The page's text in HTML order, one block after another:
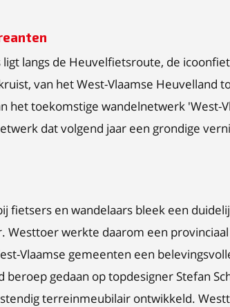
ligt langs de Heuvelfietsroute, de
van het West-Vlaamse Heuvelland
het toekomstige wandelnetwerk 'West-
dat volgend jaar een grondige
fietsers en wandelaars bleek een
Westtoer werkte daarom een
Vlaamse gemeenten een
beroep gedaan op topdesigner Stefan
terreinmeubilair ontwikkeld.